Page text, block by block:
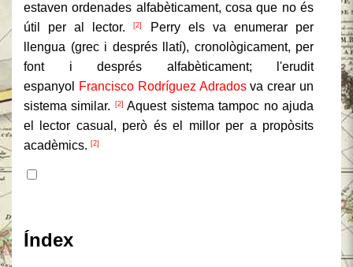
estaven ordenades alfabèticament, cosa que no és
útil per al lector.[2]
Perry els va enumerar per
llengua (grec i després llatí), cronològicament, per
font i després alfabèticament; l'erudit
espanyol
Francisco Rodríguez Adradosva crear un
sistema similar.
[2] Aquest sistema tampoc no ajuda
el lector casual, però és el millor per a propòsits
acadèmics. [2]
Índex